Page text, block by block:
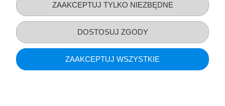
Informacje o sklepie
ZAAKCEPTUJ TYLKO NIEZBĘDNE
DOSTOSUJ ZGODY
ZAAKCEPTUJ WSZYSTKIE